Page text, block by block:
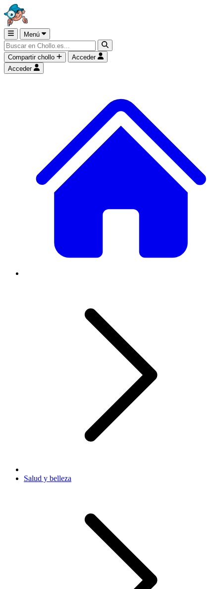
Menú
Compartir chollo
Acceder
Acceder
Salud y belleza